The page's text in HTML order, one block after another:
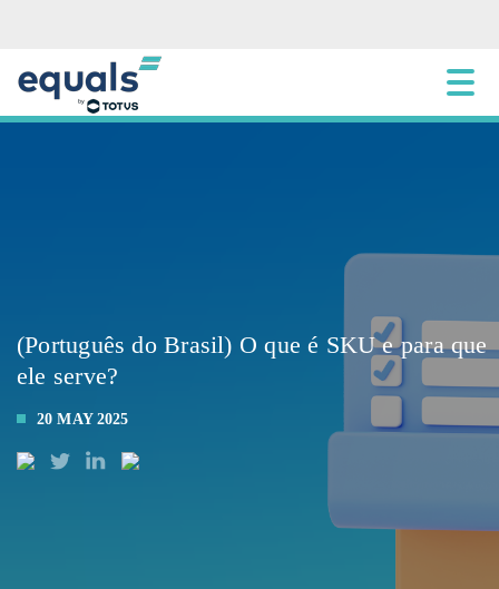
(Português do Brasil) O que é SKU e para que
ele serve?
20 MAY 2025